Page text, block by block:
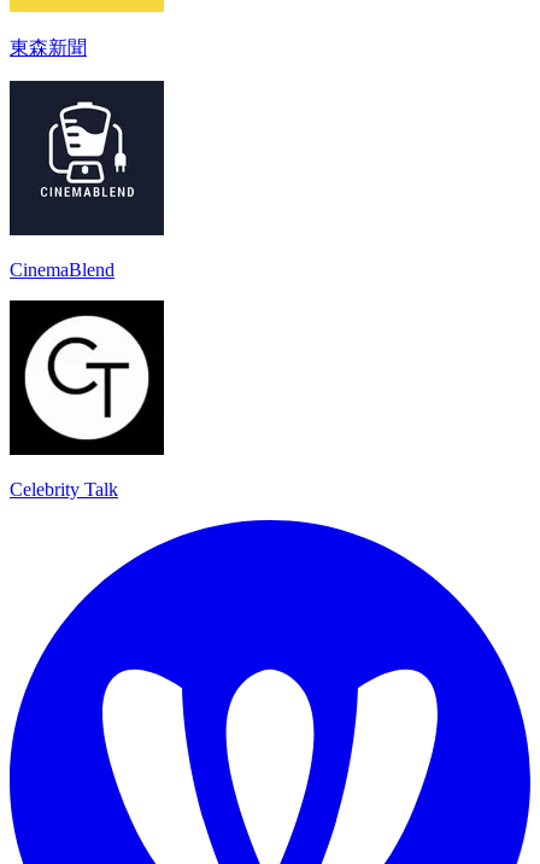
東森新聞
CinemaBlend
Celebrity Talk